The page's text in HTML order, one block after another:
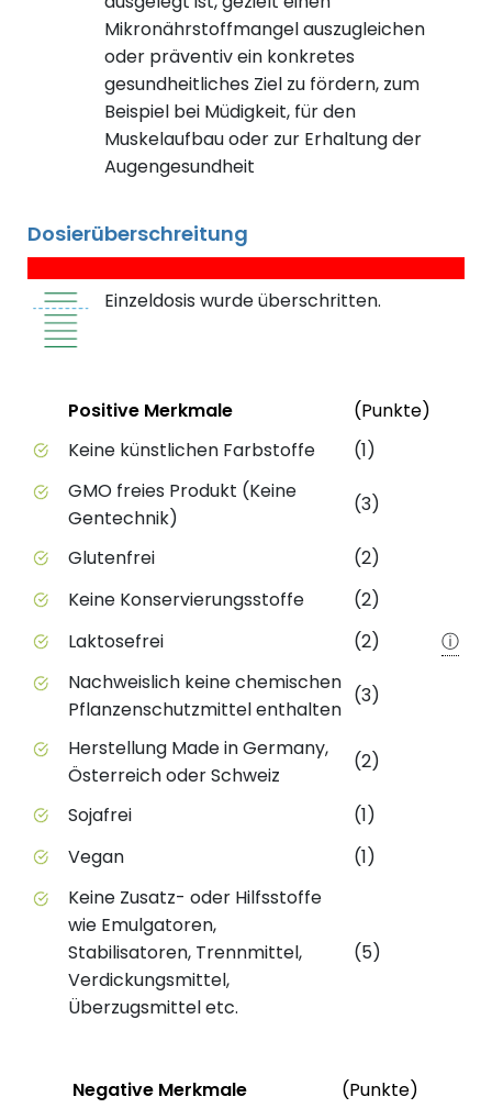
Mikronährstoffmangel auszugleichen
oder präventiv ein konkretes
gesundheitliches Ziel zu fördern, zum
Beispiel bei Müdigkeit, für den
Muskelaufbau oder zur Erhaltung der
Augengesundheit
Dosierüberschreitung
Einzeldosis wurde überschritten.
Positive Merkmale des Produkts mit
StatusPositive Merkmale (Punkte)
Keine künstlichen Farbstoffe
(1)
GMO freies Produkt (Keine
Gentechnik)
(3)
Glutenfrei
(2)
Keine Konservierungsstoffe
(2)
Laktosefrei
(2)
ⓘ
Nachweislich keine chemischen
Pflanzenschutzmittel enthalten
(3)
Herstellung Made in Germany,
Österreich oder Schweiz
(2)
Sojafrei
(1)
Vegan
(1)
Keine Zusatz- oder Hilfsstoffe
wie Emulgatoren,
Stabilisatoren, Trennmittel,
Verdickungsmittel,
Überzugsmittel etc.
(5)
StatusNegative Merkmale (Punkte)